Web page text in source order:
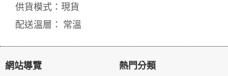
供貨模式：現貨
配送溫層： 常溫
網站導覽 熱門分類